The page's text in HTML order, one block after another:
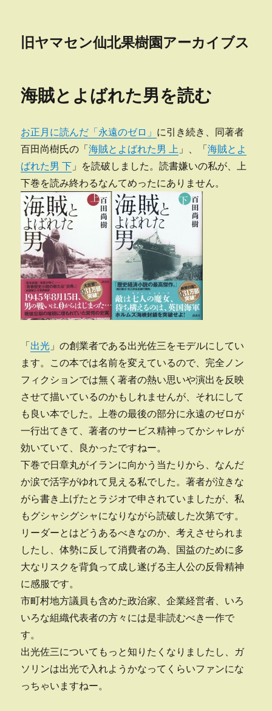
旧ヤマセン仙北果樹園アーカイブス
海賊とよばれた男を読む
お正月に読んだ「永遠のゼロ」 に引き続き、同著者
百田尚樹氏の「海賊とよばれた男 上 」、「海賊とよ
ばれた男 下 」を読破しました。読書嫌いの私が、上
下巻を読み終わるなんてめったにありません。
「出光 」の創業者である出光佐三をモデルにしてい
ます。この本では名前を変えているので、完全ノン
フィクションでは無く著者の熱い思いや演出を反映
させて描いているのかもしれませんが、それにして
も良い本でした。上巻の最後の部分に永遠のゼロが
一行出てきて、著者のサービス精神ってかシャレが
効いていて、良かったですねー。
下巻で日章丸がイランに向かう当たりから、なんだ
か涙で活字がゆれて見える私でした。著者が泣きな
がら書き上げたとラジオで申されていましたが、私
もグシャシグシャになりながら読破した次第です。
リーダーとはどうあるべきなのか、考えさせられま
したし、体勢に反して消費者の為、国益のために多
大なリスクを背負って成し遂げる主人公の反骨精神
に感服です。
市町村地方議員も含めた政治家、企業経営者、いろ
いろな組織代表者の方々には是非読むべき一作で
す。
出光佐三についてもっと知りたくなりましたし、ガ
ソリンは出光で入れようかなってくらいファンにな
っちゃいますねー。